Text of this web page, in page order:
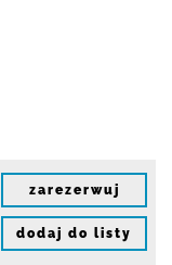
zarezerwuj
dodaj do listy